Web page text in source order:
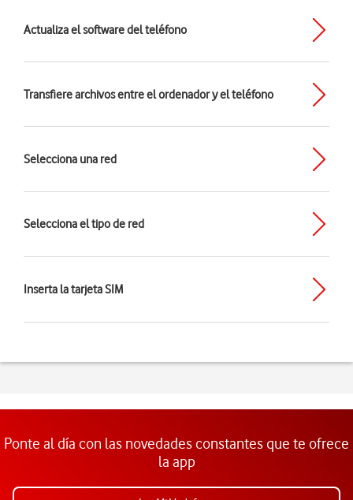
Actualiza el software del teléfono
Transfiere archivos entre el ordenador y el teléfono
Selecciona una red
Selecciona el tipo de red
Inserta la tarjeta SIM
Ponte al día con las novedades constantes que te ofrece
la app